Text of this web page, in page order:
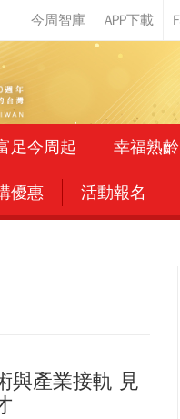
足今周起 幸福熟齡
優惠 活動報名
與產業接軌 見